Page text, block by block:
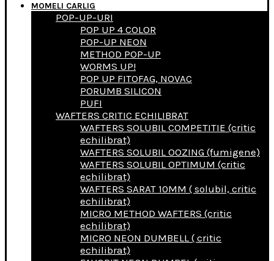
MOMELI CARLIG
POP-UP-URI
POP UP 4 COLOR
POP-UP NEON
METHOD POP-UP
WORMS UP!
POP UP FITOFAG, NOVAC
PORUMB SILICON
PUFI
WAFTERS CRITIC ECHILIBRAT
WAFTERS SOLUBIL COMPETITIE (critic
echilibrat)
WAFTERS SOLUBIL OOZING (fumigene)
WAFTERS SOLUBIL OPTIMUM (critic
echilibrat)
WAFTERS SARAT 10MM ( solubil, critic
echilibrat)
MICRO METHOD WAFTERS (critic
echilibrat)
MICRO NEON DUMBELL ( critic
echilibrat)